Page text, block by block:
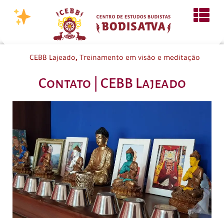
CEBB Lajeado, Treinamento em visão e meditação
Contato | CEBB Lajeado